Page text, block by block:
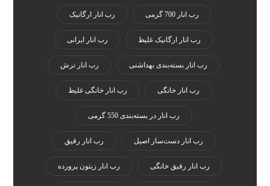
رب انار 700 گرمی رب انار ارگانیک
رب انار ارگانیک غلیظ رب انار ایرانی
رب انار بسته‌بندی بهداشتی رب انار ترش
رب انار خانگی رب انار خانگی غلیظ
رب انار در بسته‌بندی 550 گرمی
رب انار دست‌ساز اصیل رب انار رقیق
رب انار رقیق خانگی رب انار زیتون پرورده